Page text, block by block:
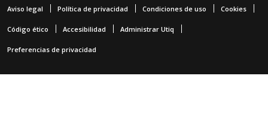
Aviso legal Política de privacidad Condiciones de uso Cookies
Código ético Accesibilidad Administrar Utiq
Preferencias de privacidad